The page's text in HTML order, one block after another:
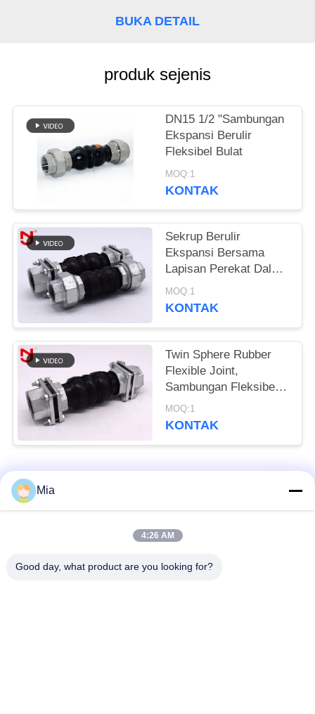
PENAWARAN
KEBIJAKAN
PRIVASI
BUKA DETAIL
produk sejenis
DN15 1/2 "Sambungan
Ekspansi Berulir
Fleksibel Bulat
MOQ:1
KONTAK
Sekrup Berulir
Ekspansi Bersama
Lapisan Perekat Dalam
Bahan NBR Seamless
MOQ:1
KONTAK
Twin Sphere Rubber
Flexible Joint,
Sambungan Fleksibel
Bellow Expansion Joint
Female
MOQ:1
KONTAK
Bad Request
Sambungan Ekspansi
Mia
4:26 AM
Good day, what product are you looking for?